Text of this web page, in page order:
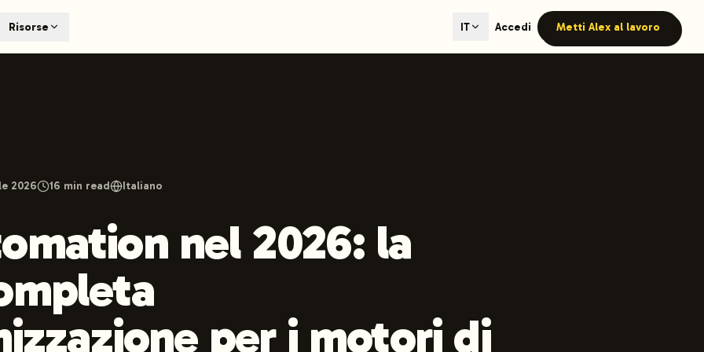
engines like ChatGPT, Claude, and Perplexity. Automated content generation with GEO optimization built-in.
hours.
Risorse IT Accedi Metti Alex al lavoro
2026 16 min read Italiano
nel 2026: la
per i motori di